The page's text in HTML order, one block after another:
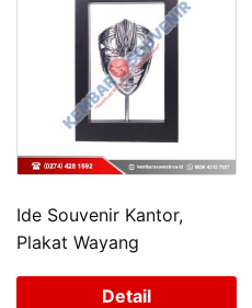
Ide Souvenir Kantor,
Plakat Wayang
Detail